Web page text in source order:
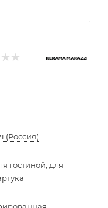
(Россия)
гостиной, для